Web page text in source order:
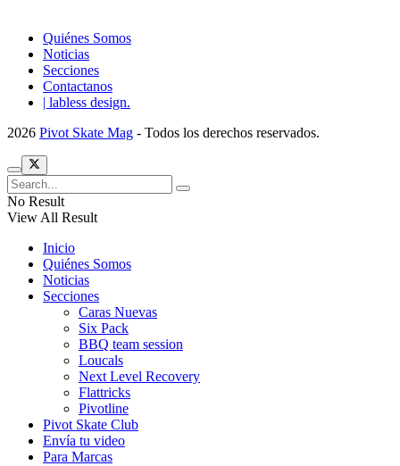
Quiénes Somos
Noticias
Secciones
Contactanos
| labless design.
2026 Pivot Skate Mag - Todos los derechos reservados.
No Result
View All Result
Inicio
Quiénes Somos
Noticias
Secciones
Caras Nuevas
Six Pack
BBQ team session
Loucals
Next Level Recovery
Flattricks
Pivotline
Pivot Skate Club
Envía tu video
Para Marcas